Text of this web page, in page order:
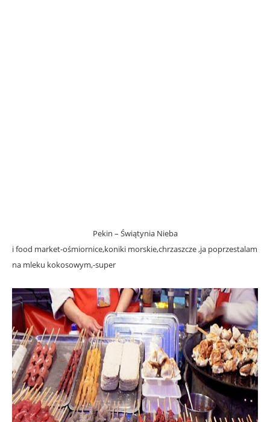
Pekin – Świątynia Nieba
i food market-ośmiornice,koniki morskie,chrzaszcze ,ja poprzestalam
na mleku kokosowym,-super